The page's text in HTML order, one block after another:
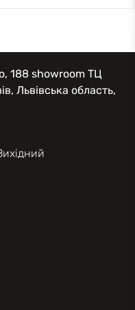
188 showroom ТЦ
Львівська область,